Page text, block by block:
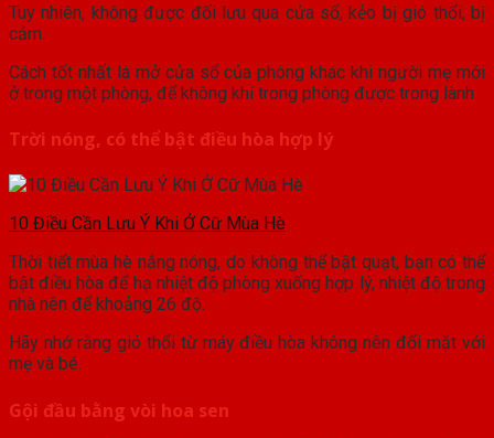
Tuy nhiên, không được đối lưu qua cửa sổ, kẻo bị gió thổi, bị
cảm.
Cách tốt nhất là mở cửa sổ của phòng khác khi người mẹ mới
ở trong một phòng, để không khí trong phòng được trong lành.
Trời nóng, có thể bật điều hòa hợp lý
10 Điều Cần Lưu Ý Khi Ở Cữ Mùa Hè
Thời tiết mùa hè nắng nóng, do không thể bật quạt, bạn có thể
bật điều hòa để hạ nhiệt độ phòng xuống hợp lý, nhiệt độ trong
nhà nên để khoảng 26 độ.
Hãy nhớ rằng gió thổi từ máy điều hòa không nên đối mặt với
mẹ và bé.
Gội đầu bằng vòi hoa sen